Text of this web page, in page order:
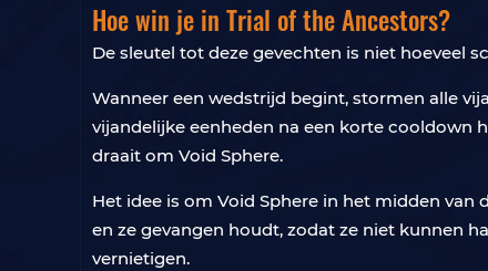
Hoe win je in Trial of the Ancestors?
De sleutel tot deze gevechten is niet hoeveel
Wanneer een wedstrijd begint, stormen alle
vijandelijke eenheden na een korte cooldown
draait om Void Sphere.
Het idee is om Void Sphere in het midden
en ze gevangen houdt, zodat ze niet kunnen
vernietigen.